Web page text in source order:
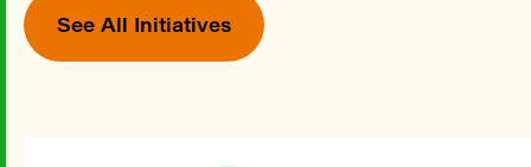
See All Initiatives